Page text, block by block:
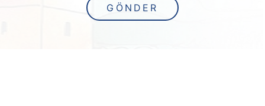
GÖNDER